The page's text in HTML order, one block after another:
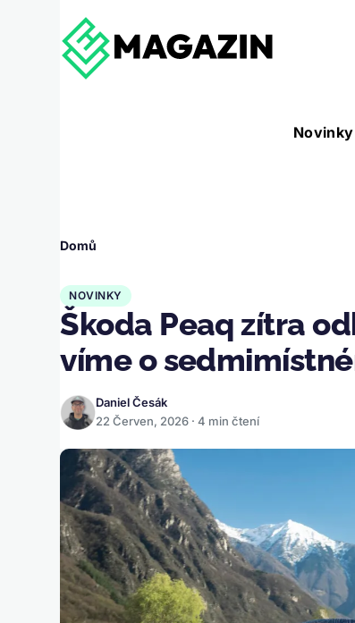
Hlavní
Novinky
Nástroje sub-
Drobečková
navigace
Domů
NOVINKY
Škoda Peaq zítra
víme o
Daniel Česák
22 Červen, 2026 · 4 min čtení